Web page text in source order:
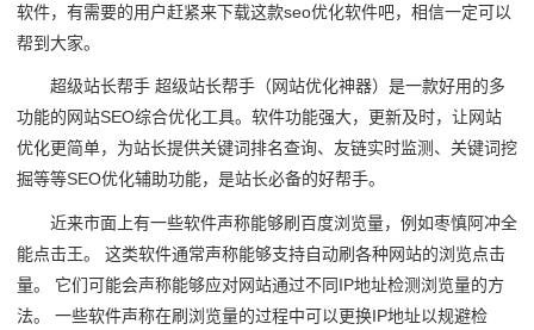
软件，有需要的用户赶紧来下载这款seo优化软件吧，相信一定可以
帮到大家。
超级站长帮手 超级站长帮手（网站优化神器）是一款好用的多
功能的网站SEO综合优化工具。软件功能强大，更新及时，让网站
优化更简单，为站长提供关键词排名查询、友链实时监测、关键词挖
掘等等SEO优化辅助功能，是站长必备的好帮手。
近来市面上有一些软件声称能够刷百度浏览量，例如枣慎阿冲全
能点击王。 这类软件通常声称能够支持自动刷各种网站的浏览点击
量。 它们可能会声称能够应对网站通过不同IP地址检测浏览量的方
法。 一些软件声称在刷浏览量的过程中可以更换IP地址以规避检